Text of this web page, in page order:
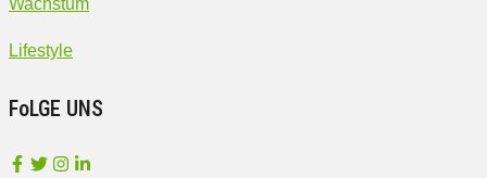
Wachstum
Lifestyle
FoLGE UNS